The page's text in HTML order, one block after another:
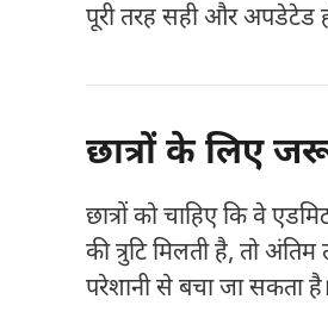
पूरी तरह सही और अपडेटेड हों,
छात्रों के लिए
छात्रों को चाहिए कि वे
की त्रुटि मिलती है, तो
परेशानी से बचा जा सकता है।